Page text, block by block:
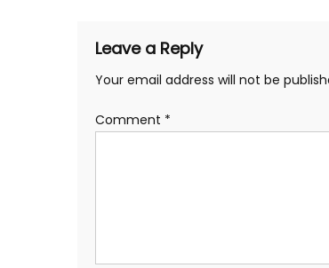
Leave a Reply
Your email address will not be
Comment *